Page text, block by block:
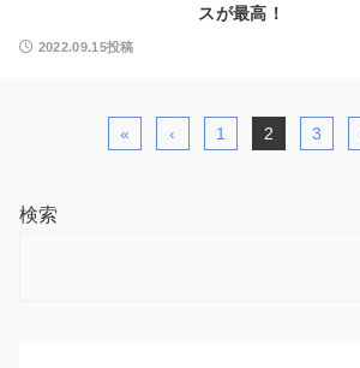
スが最高！
2022.09.15投稿
« ‹ 1 2 3
検索